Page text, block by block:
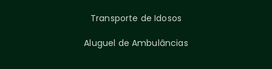
Transporte de Idosos
Aluguel de Ambulâncias